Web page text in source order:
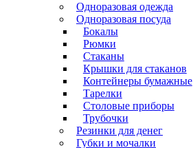
Одноразовая одежда
Одноразовая посуда
Бокалы
Рюмки
Стаканы
Крышки для стаканов
Контейнеры бумажные
Тарелки
Столовые приборы
Трубочки
Резинки для денег
Губки и мочалки